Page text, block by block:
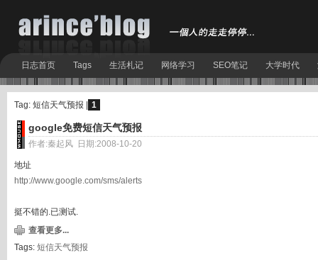
日志首页 Tags 生活札记 网络学习 SEO笔记 大学时代
Tag: 短信天气预报 | 1
google免费短信天气预报
作者:秦起风 日期:2008-10-20
地址
http://www.google.com/sms/alerts
挺不错的.已测试.
查看更多...
Tags: 短信天气预报